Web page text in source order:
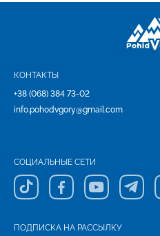
КОНТАКТЫ
+38 (068) 384 73-02
info.pohodvgory@gmail.com
СОЦИАЛЬНЫЕ СЕТИ
ПОДПИСКА НА РАССЫЛКУ